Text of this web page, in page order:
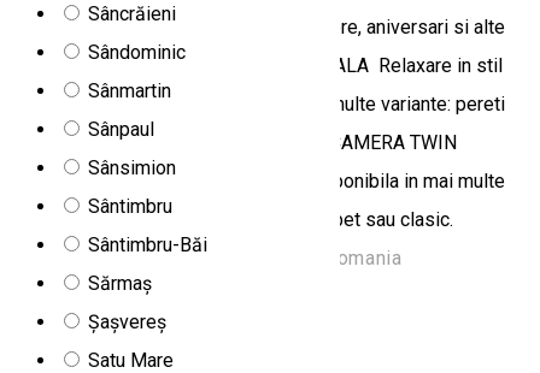
Sâncrăieni
Sândominic
Sânmartin
Sânpaul
Sânsimion
Sântimbru
Sântimbru-Băi
Sărmaș
Șașvereș
Satu Mare
APARTAMENT Ideal pentru luna de miere, aniversari si alte
clipe de neuitat. CAMERA MATRIMONIALA Relaxare in stil
rustic. Camera este disponibila in mai multe variante: pereti
decorati cu lambriuri, tapet sau clasic. CAMERA TWIN
Relaxare in stil rustic. Camera este disponibila in mai multe
variante: pereti decorati cu lambriuri, tapet sau clasic.
Strada Jókai Mór, Borsec 535300, Romania
Vila Rustic